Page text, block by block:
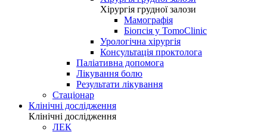
Хірургія грудної залози
Мамографія
Біопсія у TomoClinic
Урологічна хірургія
Консультація проктолога
Паліативна допомога
Лікування болю
Результати лікування
Стаціонар
Клінічні дослідження
Клінічні дослідження
ЛЕК